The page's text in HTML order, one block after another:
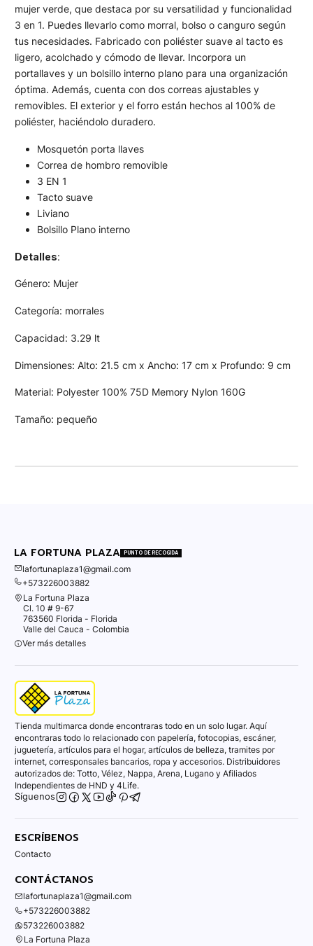
mujer verde, que destaca por su versatilidad y funcionalidad
3 en 1. Puedes llevarlo como morral, bolso o canguro según
tus necesidades. Fabricado con poliéster suave al tacto es
ligero, acolchado y cómodo de llevar. Incorpora un
portallaves y un bolsillo interno plano para una organización
óptima. Además, cuenta con dos correas ajustables y
removibles. El exterior y el forro están hechos al 100% de
poliéster, haciéndolo duradero.
Mosquetón porta llaves
Correa de hombro removible
3 EN 1
Tacto suave
Liviano
Bolsillo Plano interno
Detalles:
Género: Mujer
Categoría: morrales
Capacidad: 3.29 lt
Dimensiones: Alto: 21.5 cm x Ancho: 17 cm x Profundo: 9 cm
Material: Polyester 100% 75D Memory Nylon 160G
Tamaño: pequeño
LA FORTUNA PLAZA PUNTO DE RECOGIDA
lafortunaplaza1@gmail.com
+573226003882
La Fortuna Plaza
Cl. 10 # 9-67
763560 Florida - Florida
Valle del Cauca - Colombia
Ver más detalles
Tienda multimarca donde encontraras todo en un solo lugar. Aquí
encontraras todo lo relacionado con papelería, fotocopias, escáner,
juguetería, artículos para el hogar, artículos de belleza, tramites por
internet, corresponsales bancarios, ropa y accesorios. Distribuidores
autorizados de: Totto, Vélez, Nappa, Arena, Lugano y Afiliados
Independientes de HND y 4Life.
Síguenos
ESCRÍBENOS
Contacto
CONTÁCTANOS
lafortunaplaza1@gmail.com
+573226003882
573226003882
La Fortuna Plaza